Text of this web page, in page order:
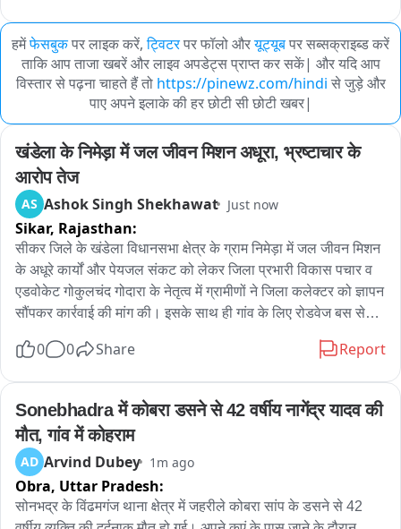
हमेंफेसबुकपर लाइक करें, ट्विटरपर फॉलो औरयूट्यूबपर सब्सक्राइब्ड करें
ताकि आप ताजा खबरें और लाइव अपडेट्स प्राप्त कर सकें| और यदि आप
विस्तार से पढ़ना चाहते हैं तो https://pinewz.com/hindi से जुड़े और
पाए अपने इलाके की हर छोटी सी छोटी खबर|
खंडेला के निमेड़ा में जल जीवन मिशन अधूरा, भ्रष्टाचार के
आरोप तेज
AS Ashok Singh Shekhawat Just now
Sikar, Rajasthan:
सीकर जिले के खंडेला विधानसभा क्षेत्र के ग्राम निमेड़ा में जल जीवन मिशन
के अधूरे कार्यों और पेयजल संकट को लेकर जिला प्रभारी विकास पचार व
एडवोकेट गोकुलचंद गोदारा के नेतृत्व में ग्रामीणों ने जिला कलेक्टर को ज्ञापन
सौंपकर कार्रवाई की मांग की। इसके साथ ही गांव के लिए रोडवेज बस सेवा
विधानसभा के ग्राम निमेड़ा में जल जीवन मिशन के तहत शुरू किया गया कार्य
नहीं बिछाई गई, पंप सेट, पानी की टंकी और घर-घर नल कनेक्शन का कार्य
भी अधूरा है। इसके बावजूद ठेकेदार ने संबंधित अधिकारियों की मिलीभगत से
पूरा भुगतान उठा लिया। ग्रामीणों का कहना है कि ग्राम पंचायत, संबंधित
विभाग और 9 जुलाई 2026 को आयोजित उपखंड स्तरीय जनसुनवाई शिविर
में शिकायत करने के बावजूद कोई कार्रवाई नहीं हुई। इस दौरान आरएलपी
नेता एडवोकेट गोदारा सहित अन्य पार्टी पदाधिकारी ने आरोप लगाया कि
0 0 Share Report
Sonebhadra में कोबरा डसने से 42 वर्षीय नागेंद्र यादव की
मौत, गांव में कोहराम
AD Arvind Dubey 1m ago
Obra, Uttar Pradesh:
सोनभद्र के विंढमगंज थाना क्षेत्र में जहरीले कोबरा सांप के डसने से 42